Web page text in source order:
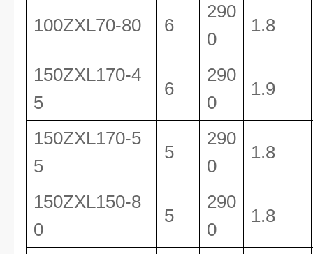
100ZXL70-80 6
290
0
1.8
150ZXL170-4
5
6
290
0
1.9
150ZXL170-5
5
5
290
0
1.8
150ZXL150-8
0
5
290
0
1.8